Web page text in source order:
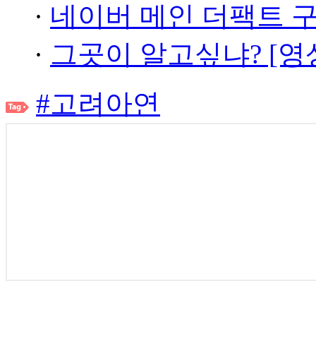
· 네이버 메인 더팩트
· 그곳이 알고싶냐? [
#고려아연